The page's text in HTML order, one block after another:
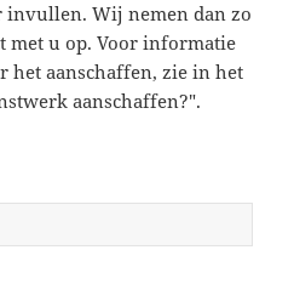
Wij nemen dan zo
met u op. Voor informatie
het aanschaffen, zie in het
aanschaffen?".